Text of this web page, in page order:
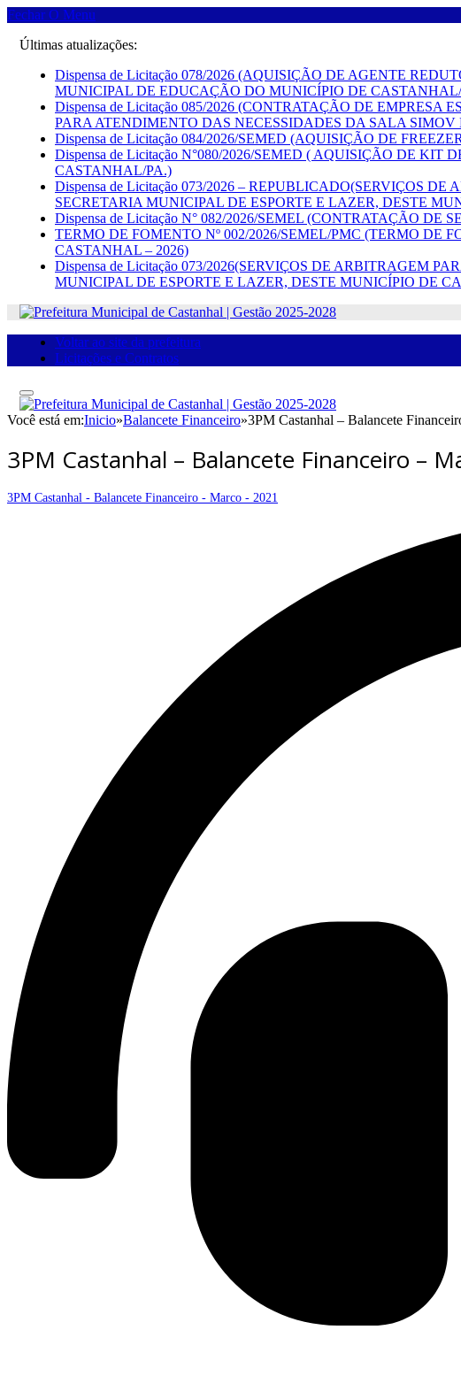
Fechar O Menu
Últimas atualizações:
Dispensa de Licitação 078/2026 (AQUISIÇÃO DE AGENTE
MUNICIPAL DE EDUCAÇÃO DO MUNICÍPIO DE
Dispensa de Licitação 085/2026 (CONTRATAÇÃO DE
PARA ATENDIMENTO DAS NECESSIDADES DA SALA
Dispensa de Licitação 084/2026/SEMED (AQUISIÇÃO DE
Dispensa de Licitação N°080/2026/SEMED ( AQUISIÇÃO DE
CASTANHAL/PA.)
Dispensa de Licitação 073/2026 – REPUBLICADO(SERVIÇOS
SECRETARIA MUNICIPAL DE ESPORTE E LAZER, DESTE
Dispensa de Licitação N° 082/2026/SEMEL (CONTRATAÇÃO
TERMO DE FOMENTO Nº 002/2026/SEMEL/PMC (TERMO
CASTANHAL – 2026)
Dispensa de Licitação 073/2026(SERVIÇOS DE ARBITRAGEM
MUNICIPAL DE ESPORTE E LAZER, DESTE MUNICÍPIO DE
Voltar ao site da prefeitura
Licitações e Contratos
Você está em:Inicio»Balancete Financeiro»3PM Castanhal – Balancete
3PM Castanhal – Balancete Financeiro –
3PM Castanhal - Balancete Financeiro - Marco - 2021